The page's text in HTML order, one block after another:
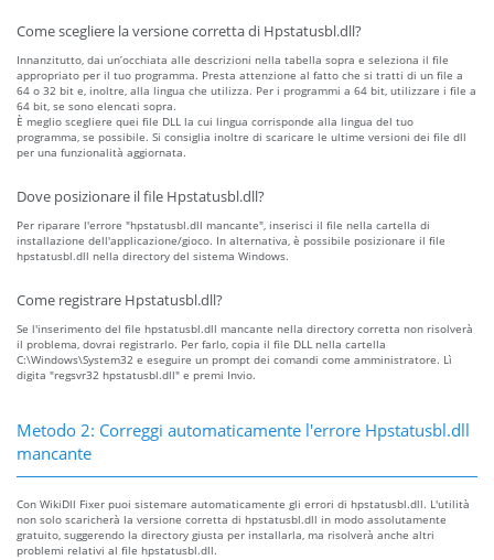
Come scegliere la versione corretta di Hpstatusbl.dll?
Innanzitutto, dai un’occhiata alle descrizioni nella tabella sopra e seleziona il file
appropriato per il tuo programma. Presta attenzione al fatto che si tratti di un file a
64 o 32 bit e, inoltre, alla lingua che utilizza. Per i programmi a 64 bit, utilizzare i file a
64 bit, se sono elencati sopra.
È meglio scegliere quei file DLL la cui lingua corrisponde alla lingua del tuo
programma, se possibile. Si consiglia inoltre di scaricare le ultime versioni dei file dll
per una funzionalità aggiornata.
Dove posizionare il file Hpstatusbl.dll?
Per riparare l'errore "hpstatusbl.dll mancante", inserisci il file nella cartella di
installazione dell'applicazione/gioco. In alternativa, è possibile posizionare il file
hpstatusbl.dll nella directory del sistema Windows.
Come registrare Hpstatusbl.dll?
Se l'inserimento del file hpstatusbl.dll mancante nella directory corretta non risolverà
il problema, dovrai registrarlo. Per farlo, copia il file DLL nella cartella
C:\Windows\System32 e eseguire un prompt dei comandi come amministratore. Lì
digita "regsvr32 hpstatusbl.dll" e premi Invio.
Metodo 2: Correggi automaticamente l'errore Hpstatusbl.dll
mancante
Con WikiDll Fixer puoi sistemare automaticamente gli errori di hpstatusbl.dll. L'utilità
non solo scaricherà la versione corretta di hpstatusbl.dll in modo assolutamente
gratuito, suggerendo la directory giusta per installarla, ma risolverà anche altri
problemi relativi al file hpstatusbl.dll.